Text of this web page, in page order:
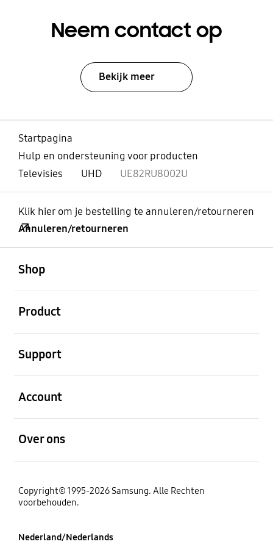
Neem contact op
Bekijk meer
Startpagina
Hulp en ondersteuning voor producten
Televisies
UHD UE82RU8002U
Klik hier om je bestelling te annuleren/retourneren
Annuleren/retourneren
Shop
Product
Support
Account
Over ons
Copyright© 1995-2026 Samsung. Alle Rechten
voorbehouden.
Nederland/Nederlands